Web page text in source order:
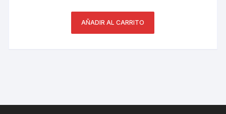
AÑADIR AL CARRITO